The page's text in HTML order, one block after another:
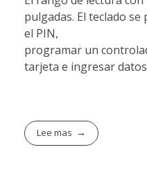
pulgadas. El teclado
el PIN,
programar un
tarjeta e ingresar
Lee mas